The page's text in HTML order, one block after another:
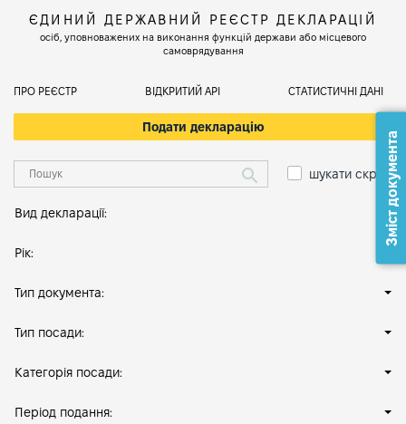
ЄДИНИЙ ДЕРЖАВНИЙ РЕЄСТР ДЕКЛАРАЦІЙ
осіб, уповноважених на виконання функцій держави або місцевого
самоврядування
ПРО РЕЄСТР ВІДКРИТИЙ АРІ СТАТИСТИЧНІ ДАНІ
Подати декларацію
шукати скрізь
Вид декларації:
Рік:
Тип документа:
Тип посади:
Категорія посади:
Період подання:
Зміст документа